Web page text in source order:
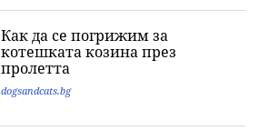
Как да се погрижим за
котешката козина през
пролетта
dogsandcats.bg